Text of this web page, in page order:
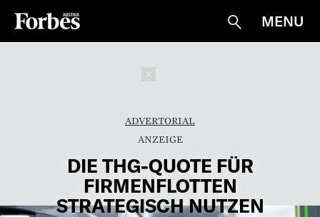
Suche
MENU
ADVERTORIAL
DIE THG-QUOTE FÜR
FIRMENFLOTTEN
STRATEGISCH NUTZEN